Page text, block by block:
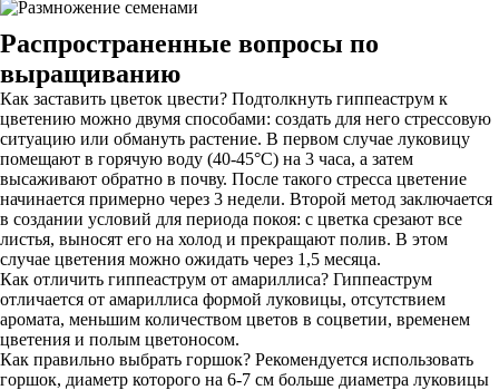
Распространенные вопросы по
выращиванию
Как заставить цветок цвести? Подтолкнуть гиппеаструм к
цветению можно двумя способами: создать для него стрессовую
ситуацию или обмануть растение. В первом случае луковицу
помещают в горячую воду (40-45°С) на 3 часа, а затем
высаживают обратно в почву. После такого стресса цветение
начинается примерно через 3 недели. Второй метод заключается
в создании условий для периода покоя: с цветка срезают все
листья, выносят его на холод и прекращают полив. В этом
случае цветения можно ожидать через 1,5 месяца.
Как отличить гиппеаструм от амариллиса? Гиппеаструм
отличается от амариллиса формой луковицы, отсутствием
аромата, меньшим количеством цветов в соцветии, временем
цветения и полым цветоносом.
Как правильно выбрать горшок? Рекомендуется использовать
горшок, диаметр которого на 6-7 см больше диаметра луковицы